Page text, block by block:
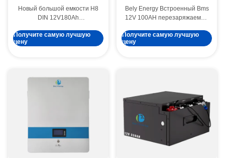
Новый большой емкости H8
DIN 12V180Ah
аккумулятор LiFePO4 для RV
Camper
Получите самую лучшую
цену
Bely Energy Встроенный Bms
12V 100AH перезаряжаемый
RV электромобилей Морской
Получите самую лучшую
цену